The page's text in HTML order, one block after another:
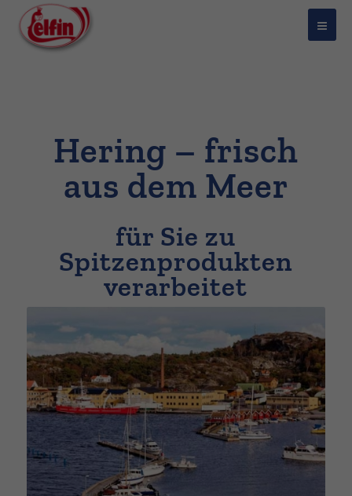
Hering – frisch
aus dem Meer
für Sie zu
Spitzenprodukten
verarbeitet